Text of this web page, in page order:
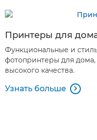
Принтеры для
Функциональные и
фотопринтеры для
высокого качества.
Узнать больше 